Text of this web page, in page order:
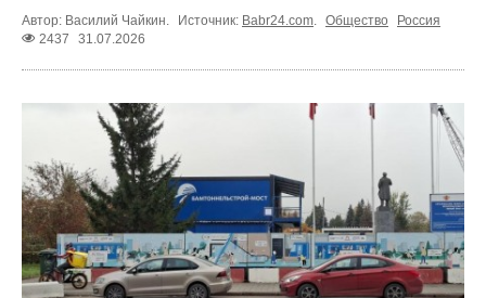
Автор: Василий Чайкин. Источник: Babr24.com Общество
Россия
2437
31.07.2026